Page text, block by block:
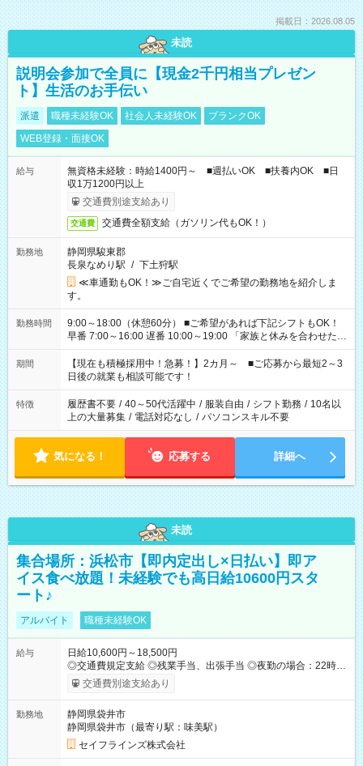
掲載日：2026.08.05
未読
説明会参加で全員に【現金2千円相当プレゼン
ト】生活のお手伝い
派遣 職種未経験OK 社会人未経験OK
ブランクOK
WEB登録・面接OK
給与
無資格未経験：時給1400円～ ■週払いOK ■扶養内OK ■日
収1万1200円以上
交通費別途支給あり
交通費 交通費全額支給（ガソリン代もOK！）
勤務地
静岡県駿東郡
長泉なめり駅 / 下土狩駅
≪車通勤もOK！≫ご自宅近くでご希望の勤務地を紹介しま
す。
勤務時間
9:00～18:00（休憩60分） ■ご希望があれば下記シフトもOK！
早番 7:00～16:00 遅番 10:00～19:00 「家族と休みを合わせた
い」 「余裕を持って夕飯の準備がしたい」 「できれば残業はし
たくない」 など、ご希望を教えてくださいね。 ※Wワーク希望
の方へ 今ご覧のお仕事で希望する勤務時間と、もう1つのお仕事
の勤務時間。 合計で週40時間を超える場合は応募できません。
期間
【現在も積極採用中！急募！】2カ月～ ■ご応募から最短2～3
日後の就業も相談可能です！
特徴 履歴書不要 / 40～50代活躍中 / 服装自由 / シフト勤務 / 10名以
上の大量募集 / 電話対応なし / パソコンスキル不要
気になる！ 応募する 詳細へ
未読
集合場所：浜松市【即内定出し×日払い】即ア
イス食べ放題！未経験でも高日給10600円スタ
ート♪
アルバイト 職種未経験OK
給与
日給10,600円～18,500円
◎交通費規定支給 ◎残業手当、出張手当 ◎夜勤の場合：22時～
翌5時は割増給与 ◎日払い・週払い可(希望者／条件有) ◎社食あ
ダブルワークも可能です☺ ◎髪色、ピアス、タトゥーOK おしゃ
れも自由に楽しめます！ 【試用期間】試用期間あり 試用期間の
長さ：3ヶ月 雇用形態、給与は本採用時と同じです。
交通費別途支給あり
勤務地
静岡県袋井市
静岡県袋井市（最寄り駅：味美駅）
セイフラインズ株式会社